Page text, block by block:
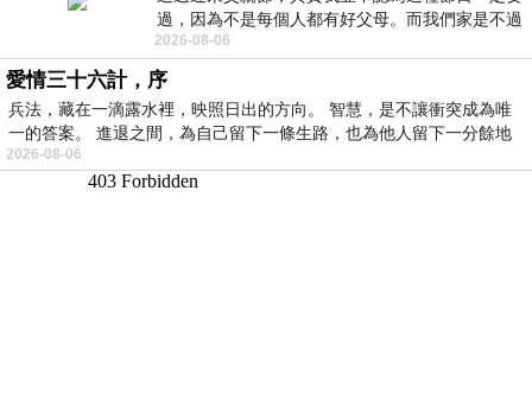
過，因為不是每個人都有好父母。而我們家是不過
節的，平時也沒什麼儀式感，生活趨近冷
2026-08-06
愛情三十六計，序
兵法，藏在一滴露水裡，映照日出的方向。 智慧，是不讓衝突成為唯
一的答案。 進退之間，為自己留下一條生路，也為他人留下一分餘地
2026-08-06